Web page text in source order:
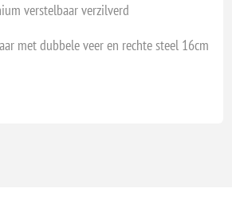
verstelbaar verzilverd
met dubbele veer en rechte steel 16cm